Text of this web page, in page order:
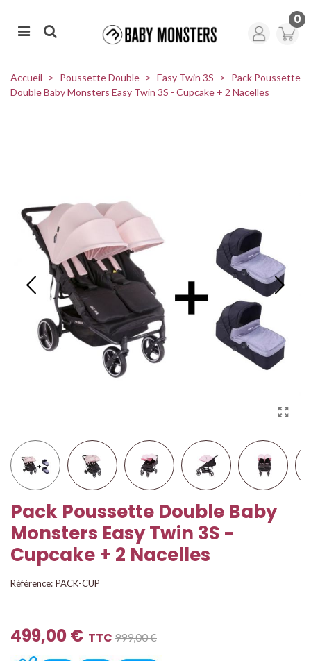
0
Accueil > Poussette Double > Easy Twin 3S > Pack Poussette
Double Baby Monsters Easy Twin 3S - Cupcake + 2 Nacelles
Pack Poussette Double Baby
Monsters Easy Twin 3S -
Cupcake + 2 Nacelles
Référence: PACK-CUP
499,00 € TTC 999,00 €